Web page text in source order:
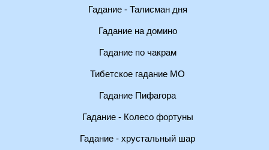
Гадание - Талисман дня
Гадание на домино
Гадание по чакрам
Тибетское гадание МО
Гадание Пифагора
Гадание - Колесо фортуны
Гадание - хрустальный шар